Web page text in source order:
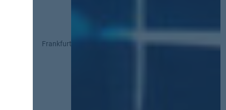
Frankfurt